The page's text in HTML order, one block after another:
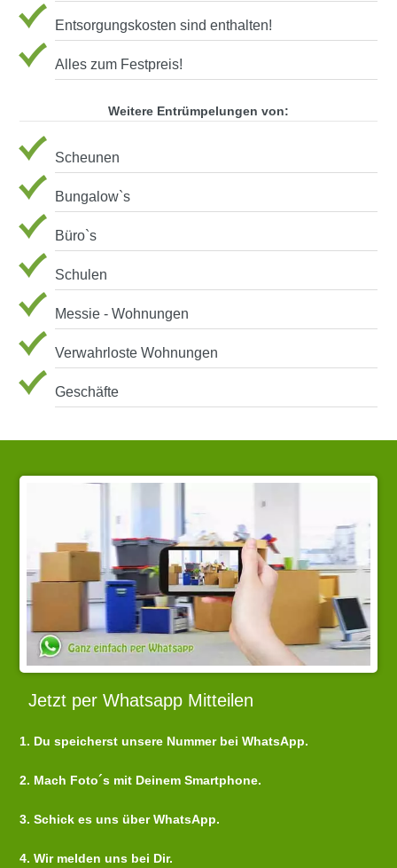
Entsorgungskosten sind enthalten!
Alles zum Festpreis!
Weitere Entrümpelungen von:
Scheunen
Bungalow`s
Büro`s
Schulen
Messie - Wohnungen
Verwahrloste Wohnungen
Geschäfte
Jetzt per Whatsapp Mitteilen
1. Du speicherst unsere Nummer bei WhatsApp.
2. Mach Foto´s mit Deinem Smartphone.
3. Schick es uns über WhatsApp.
4. Wir melden uns bei Dir.